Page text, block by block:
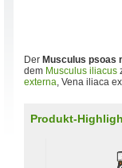
Der Musculus psoas
dem Musculus iliacus
externa, Vena iliaca
Produkt-